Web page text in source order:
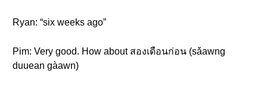
Ryan: “six weeks ago”
Pim: Very good. How about สองเดือนก่อน (sǎawng
duuean gàawn)